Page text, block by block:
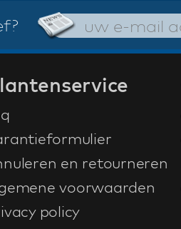
en retourneren
voorwaarden
policy